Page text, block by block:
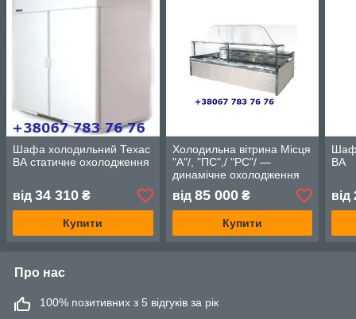
Шафа холодильний Техас
ВА статичне охолодження
від 34 310 ₴
Купити
Холодильна вітрина Місця
"А"/, "ПС",/ "РС"/ —
динамічне охолодження
від 85 000₴
Купити
ВА
від
Про нас
100% позитивних з 5 відгуків за рік